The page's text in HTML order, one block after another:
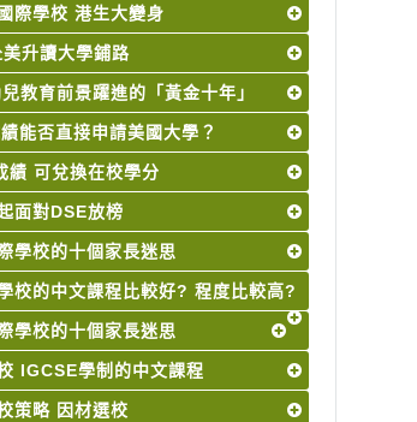
際學校 港生大變身
升讀大學鋪路
教育前景躍進的「黃金十年」
能否直接申請美國大學？
可兌換在校學分
面對DSE放榜
學校的十個家長迷思
校的中文課程比較好? 程度比較高?
學校的十個家長迷思
IGCSE學制的中文課程
策略 因材選校